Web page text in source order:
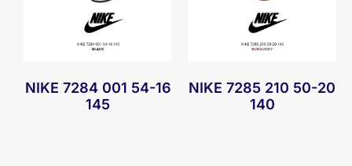
NIKE 7284 001 54-16
145
NIKE 7285 210 50-20
140